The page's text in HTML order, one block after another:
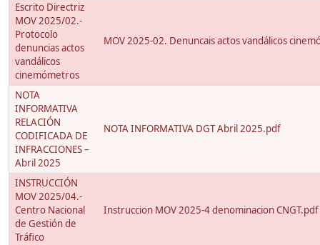
Escrito Directriz
MOV 2025/02.-
Protocolo
denuncias actos
vandálicos
cinemómetros
MOV 2025-02. Denuncais actos vandálicos
NOTA
INFORMATIVA
RELACIÓN
CODIFICADA DE
INFRACCIONES –
Abril 2025
NOTA INFORMATIVA DGT Abril 2025.pdf
INSTRUCCIÓN
MOV 2025/04.-
Centro Nacional
de Gestión de
Tráfico
Instruccion MOV 2025-4 denominacion CNGT.pdf